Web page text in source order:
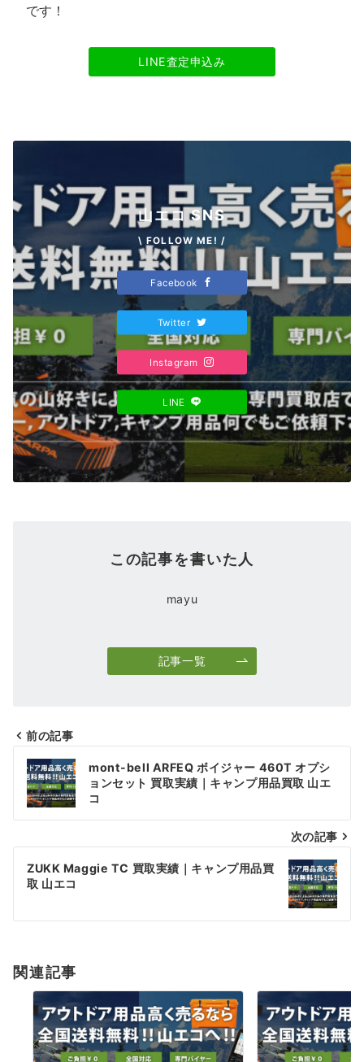
です！
LINE査定申込み
山エコ SNS
\ FOLLOW ME! /
Facebook
Twitter
Instagram
LINE
この記事を書いた人
mayu
記事一覧
投
稿
ナ
ビ
ゲ
シ
ン
前の記事
mont-bell ARFEQ ボイジャー 460T オプシ
ョンセット 買取実績｜キャンプ用品買取 山エ
コ
次の記事
ZUKK Maggie TC 買取実績｜キャンプ用品買
取 山エコ
関連記事